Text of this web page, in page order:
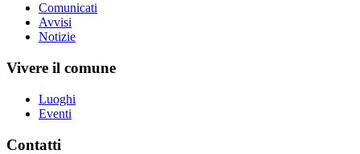
Comunicati
Avvisi
Notizie
Vivere il comune
Luoghi
Eventi
Contatti